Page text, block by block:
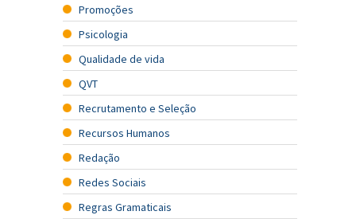
Promoções
Psicologia
Qualidade de vida
QVT
Recrutamento e Seleção
Recursos Humanos
Redação
Redes Sociais
Regras Gramaticais